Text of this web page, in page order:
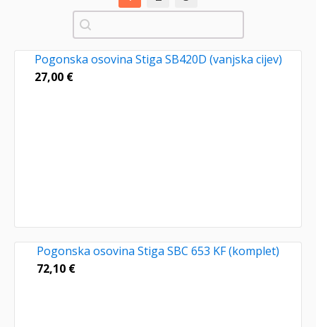
Pretraži
Pogonska osovina Stiga SB420D (vanjska cijev)
27,00 €
Pogonska osovina Stiga SBC 653 KF (komplet)
72,10 €